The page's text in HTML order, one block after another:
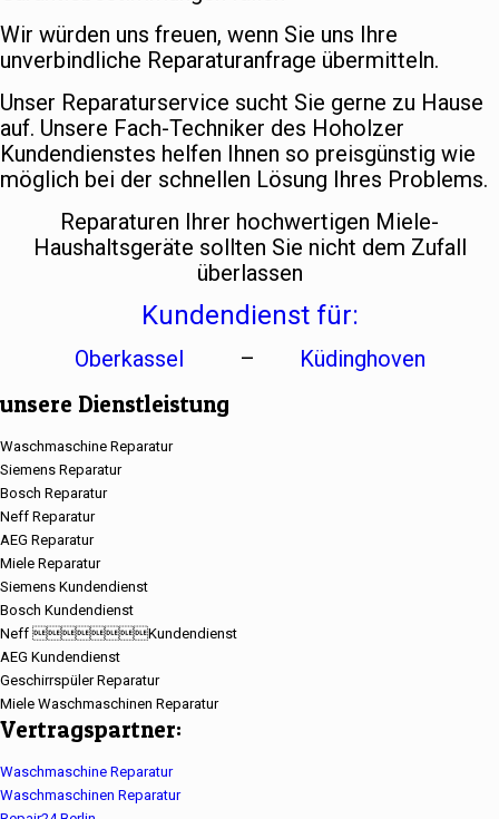
Wir würden uns freuen, wenn Sie uns Ihre
unverbindliche Reparaturanfrage übermitteln.
Unser Reparaturservice sucht Sie gerne zu Hause
auf. Unsere Fach-Techniker des Hoholzer
Kundendienstes helfen Ihnen so preisgünstig wie
möglich bei der schnellen Lösung Ihres Problems.
Reparaturen Ihrer hochwertigen Miele-
Haushaltsgeräte sollten Sie nicht dem Zufall
überlassen
Kundendienst für:
Oberkassel – Küdinghoven
unsere Dienstleistung
Waschmaschine Reparatur
Siemens Reparatur
Bosch Reparatur
Neff Reparatur
AEG Reparatur
Miele Reparatur
Siemens Kundendienst
Bosch Kundendienst
Neff Kundendienst
AEG Kundendienst
Geschirrspüler Reparatur
Miele Waschmaschinen Reparatur
Vertragspartner:
Waschmaschine Reparatur
Waschmaschinen Reparatur